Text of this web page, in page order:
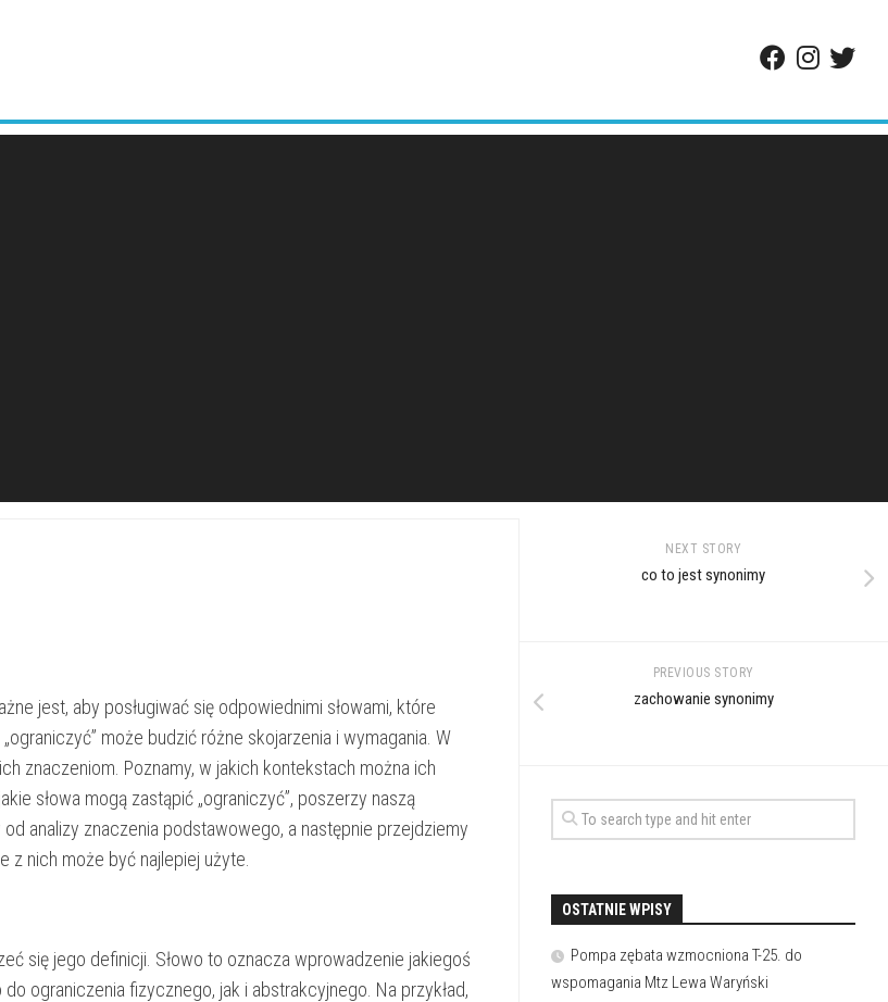
jest, aby posługiwać się odpowiednimi słowami, które
może budzić różne skojarzenia i wymagania. W
znaczeniom. Poznamy, w jakich kontekstach można ich
słowa mogą zastąpić „ograniczyć”, poszerzy naszą
analizy znaczenia podstawowego, a następnie przejdziemy
z nich może być najlepiej użyte.
się jego definicji. Słowo to oznacza wprowadzenie jakiegoś
ograniczenia fizycznego, jak i abstrakcyjnego. Na przykład,
NEXT STORY
co to jest synonimy
PREVIOUS STORY
zachowanie synonimy
OSTATNIE WPISY
Pompa zębata wzmocniona T-25. do
wspomagania Mtz Lewa Waryński